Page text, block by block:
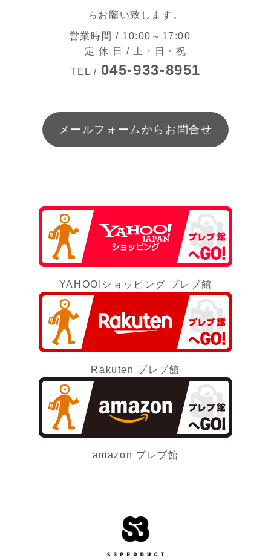
らお願い致します。
営業時間 / 10:00～17:00
定 休 日 / 土・日・祝
TEL / 045-933-8951
メールフォームからお問合せ
YAHOO!ショッピング プレブ館
Rakuten プレブ館
amazon プレブ館